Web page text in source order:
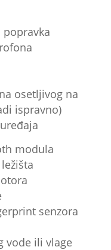
popravka
osetljivog na
ispravno)
modula
senzora
vode ili vlage